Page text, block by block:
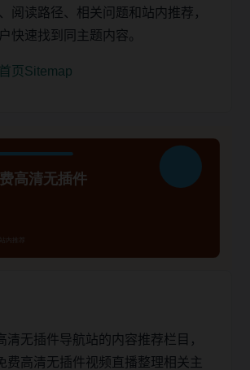
阅读路径、相关问题和站内推荐，
快速找到同主题内容。
页 Sitemap
清无插件导航站的内容推荐栏目，
费高清无插件视频直播整理相关主